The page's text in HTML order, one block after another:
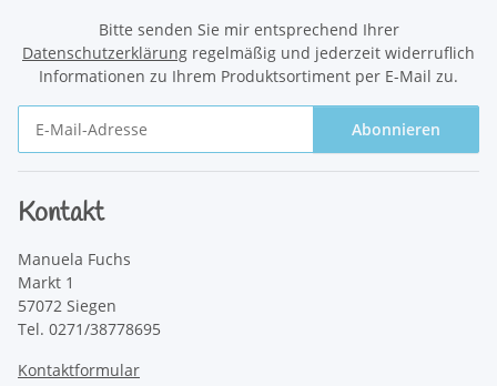
Bitte senden Sie mir entsprechend Ihrer
Datenschutzerklärung regelmäßig und jederzeit widerruflich
Informationen zu Ihrem Produktsortiment per E-Mail zu.
Abonnieren
Kontakt
Manuela Fuchs
Markt 1
57072 Siegen
Tel. 0271/38778695
Kontaktformular